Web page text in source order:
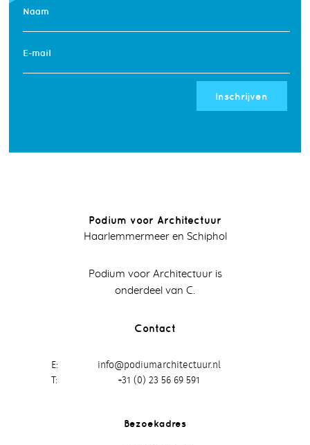
Naam
E-mail
Inschrijven
Podium voor Architectuur
Haarlemmermeer en Schiphol
Podium voor Architectuur is
onderdeel van C.
Contact
E
info@podiumarchitectuur.nl
+31 (0) 23 56 69 591
Bezoekadres